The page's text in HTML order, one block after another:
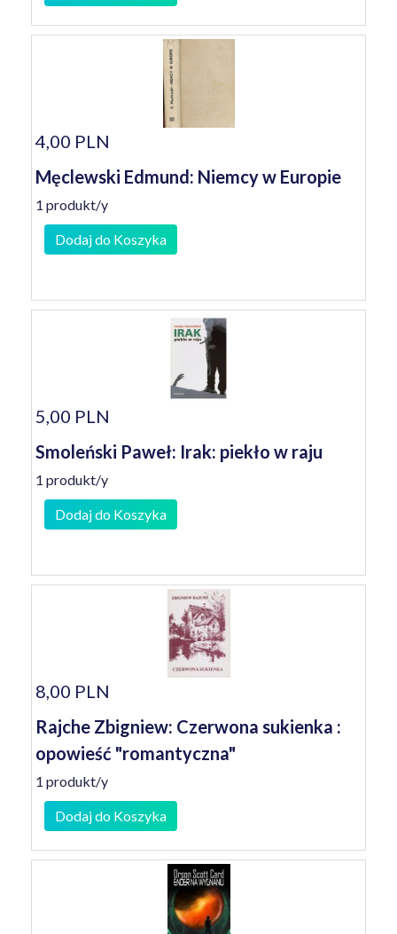
4,00 PLN
Męclewski Edmund: Niemcy w Europie
1 produkt/y
Dodaj do Koszyka
5,00 PLN
Smoleński Paweł: Irak: piekło w raju
1 produkt/y
Dodaj do Koszyka
8,00 PLN
Rajche Zbigniew: Czerwona sukienka :
opowieść "romantyczna"
1 produkt/y
Dodaj do Koszyka